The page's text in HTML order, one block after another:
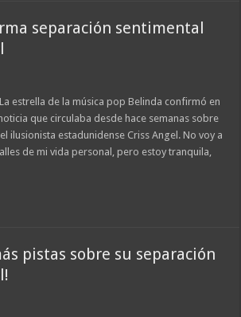
separación sentimental
La estrella de la música pop Belinda confirmó en
que circulaba desde hace semanas sobre
ilusionista estadunidense Criss Angel. No voy a
de mi vida personal, pero estoy tranquila,
pistas sobre su separación